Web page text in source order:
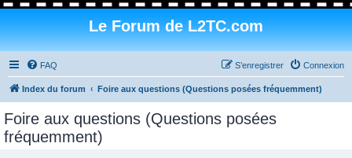
Le Forum de L2TC.com
FAQ Connexion
S’enregistrer
Index du forum Foire aux questions (Questions posées fréquemment)
Foire aux questions (Questions posées
fréquemment)